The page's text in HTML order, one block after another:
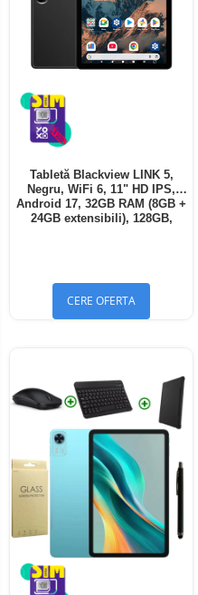
Tabletă Blackview LINK 5,
Negru, WiFi 6, 11" HD IPS,
Android 17, 32GB RAM (8GB +
24GB extensibili), 128GB,
CERE OFERTA